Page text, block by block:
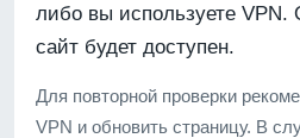
либо вы используете VPN.
сайт будет доступен.
Для повторной проверки
VPN и обновить страницу. В